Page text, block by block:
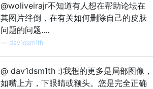
@woliveirajr不知道有人想在帮助论坛在
其图片绊倒，在有关如何删除自己的皮肤
问题的问题....
dav1dsm1th
@ dav1dsm1th :)我想的更多是局部图像，
如嘴上方，下眼睛或额头。您是完全正确